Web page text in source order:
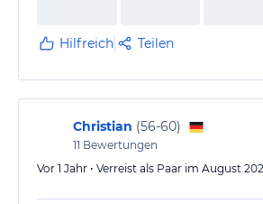
Hilfreich Teilen
Christian (56-60)
11 Bewertungen
Vor 1 Jahr • Verreist als Paar im August